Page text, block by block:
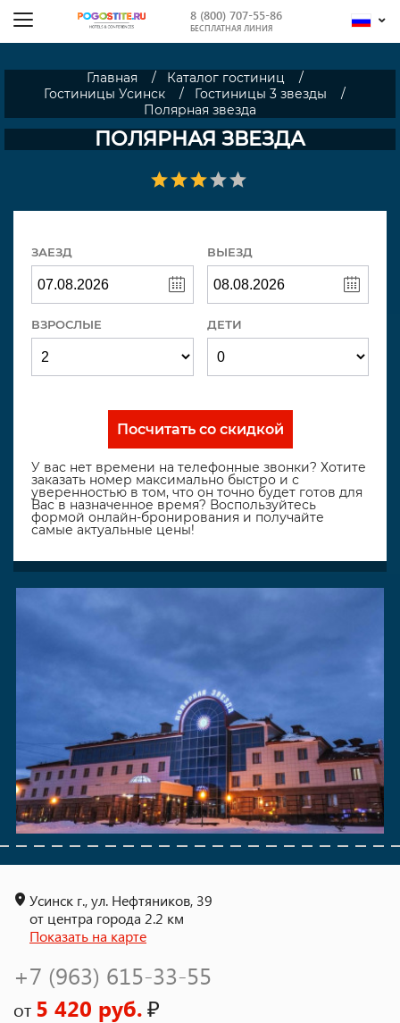
8 (800) 707-55-86
БЕСПЛАТНАЯ ЛИНИЯ
Главная
Каталог гостиниц
Гостиницы Усинск
Гостиницы 3 звезды
Полярная звезда
ПОЛЯРНАЯ ЗВЕЗДА
ЗАЕЗД ВЫЕЗД
ВЗРОСЛЫЕ ДЕТИ
Посчитать со скидкой
У вас нет времени на телефонные звонки? Хотите
заказать номер максимально быстро и с
уверенностью в том, что он точно будет готов для
Вас в назначенное время? Воспользуйтесь
формой онлайн-бронирования и получайте
самые актуальные цены!
Усинск г., ул. Нефтяников, 39
от центра города 2.2 км
Показать на карте
+7 (963) 615-33-55
от 5 420 руб.₽